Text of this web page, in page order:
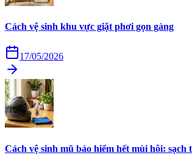
Cách vệ sinh khu vực giặt phơi gọn gàng
17/05/2026
Cách vệ sinh mũ bảo hiểm hết mùi hôi: